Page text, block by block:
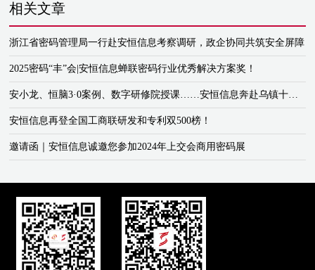
相关文章
浙江省密码管理局一行赴安恒信息考察调研，政企协同共筑安全屏障
2025密码“丰”会|安恒信息蝉联密码行业优秀解决方案奖！
安小龙、恒脑3·0案例、数字研修院授课……安恒信息奔赴乌镇十二年之约
安恒信息再登全国工商联研发和专利双500榜！
邀请函｜安恒信息诚邀您参加2024年上交会商用密码展